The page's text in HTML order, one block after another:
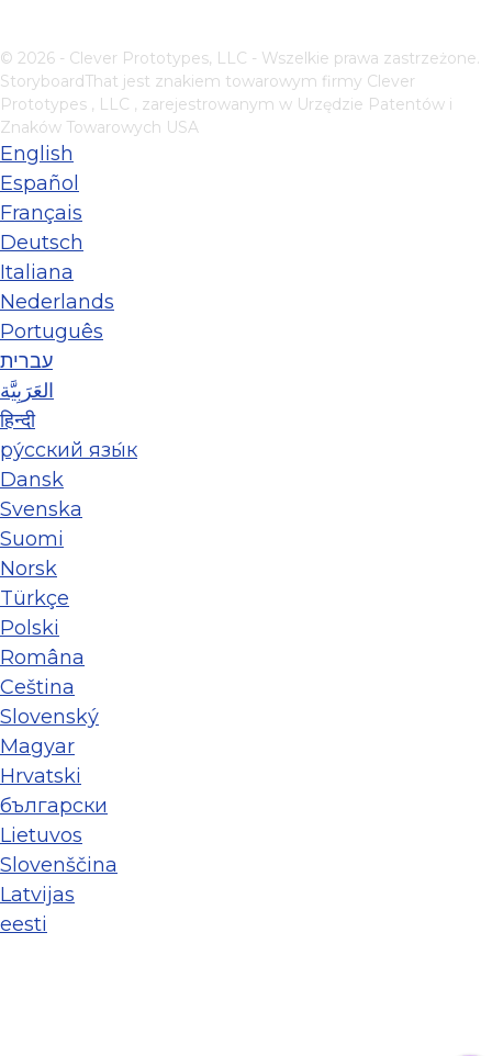
© 2026 - Clever Prototypes, LLC - Wszelkie prawa zastrzeżone.
StoryboardThat jest znakiem towarowym firmy Clever
Prototypes , LLC , zarejestrowanym w Urzędzie Patentów i
Znaków Towarowych USA
English
Español
Français
Deutsch
Italiana
Nederlands
Português
עברית
العَرَبِيَّة
हिन्दी
ру́сский язы́к
Dansk
Svenska
Suomi
Norsk
Türkçe
Polski
Româna
Ceština
Slovenský
Magyar
Hrvatski
български
Lietuvos
Slovenščina
Latvijas
eesti